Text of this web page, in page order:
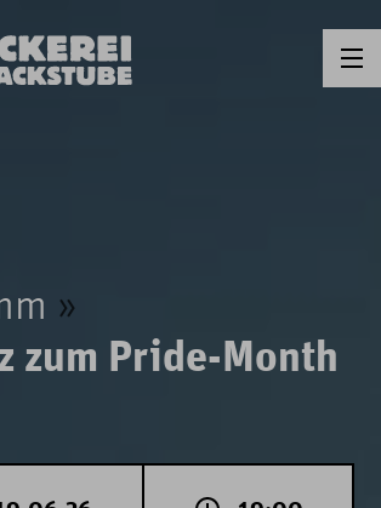
zum Pride-Month